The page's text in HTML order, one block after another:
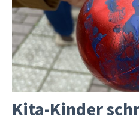
Kita-Kinder